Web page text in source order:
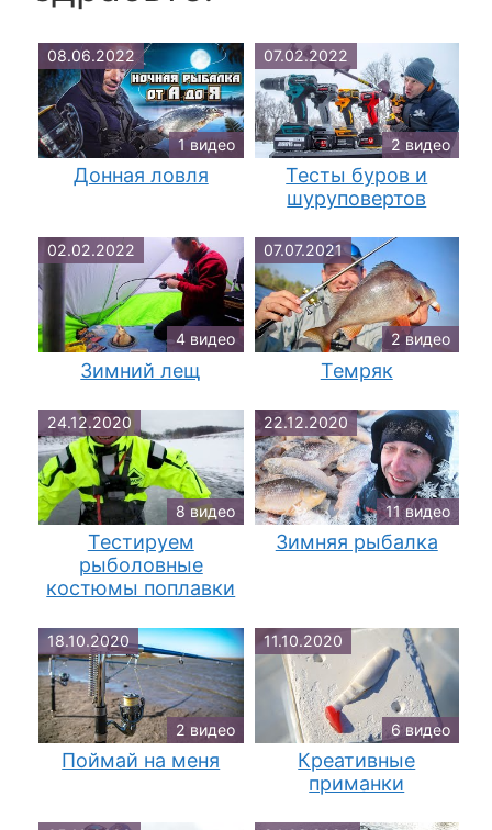
08.06.2022
1 видео
Донная ловля
07.02.2022
2 видео
Тесты буров и
шуруповертов
02.02.2022
4 видео
Зимний лещ
07.07.2021
2 видео
Темряк
24.12.2020
8 видео
Тестируем
рыболовные
костюмы поплавки
22.12.2020
11 видео
Зимняя рыбалка
18.10.2020
2 видео
Поймай на меня
11.10.2020
6 видео
Креативные
приманки